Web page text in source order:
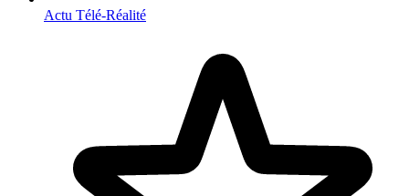
Actu Télé-Réalité